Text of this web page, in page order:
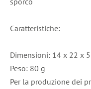
Caratteristiche:
Dimensioni: 14 x 22 x
Peso: 80 g
Per la produzione dei